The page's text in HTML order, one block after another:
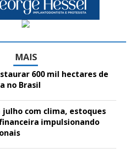
MAIS
600 mil hectares de
no Brasil
com clima, estoques
impulsionando